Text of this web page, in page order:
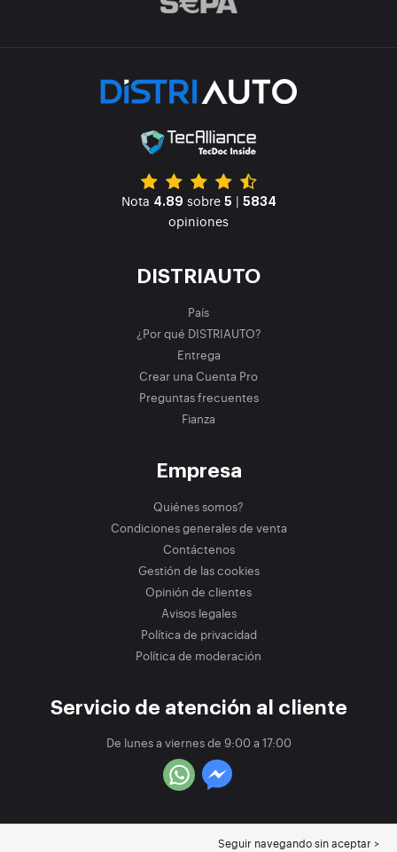
Nota 4.89 sobre 5 | 5834
opiniones
DISTRIAUTO
País
¿Por qué DISTRIAUTO?
Entrega
Crear una Cuenta Pro
Preguntas frecuentes
Fianza
Empresa
Quiénes somos?
Condiciones generales de venta
Contáctenos
Gestión de las cookies
Opinión de clientes
Avisos legales
Política de privacidad
Política de moderación
Servicio de atención al cliente
De lunes a viernes de 9:00 a 17:00
Seguir navegando sin aceptar >